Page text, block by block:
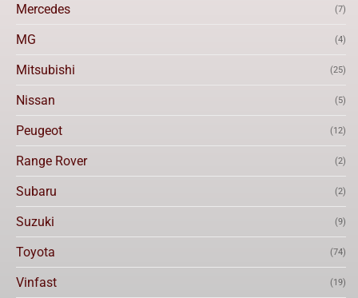
Mercedes (7)
MG (4)
Mitsubishi (25)
Nissan (5)
Peugeot (12)
Range Rover (2)
Subaru (2)
Suzuki (9)
Toyota (74)
Vinfast (19)